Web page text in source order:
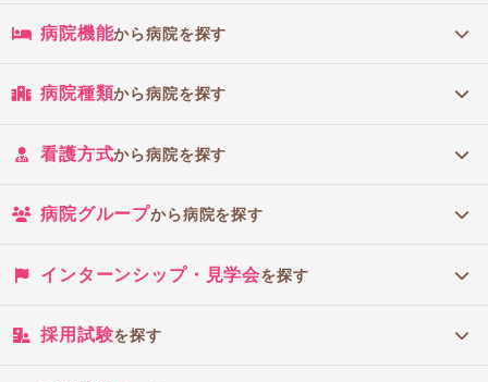
病院機能から病院を探す
病院種類から病院を探す
看護方式から病院を探す
病院グループから病院を探す
インターンシップ・見学会を探す
採用試験を探す